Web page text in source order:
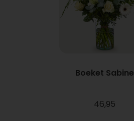
Boeket Sabine
46,95